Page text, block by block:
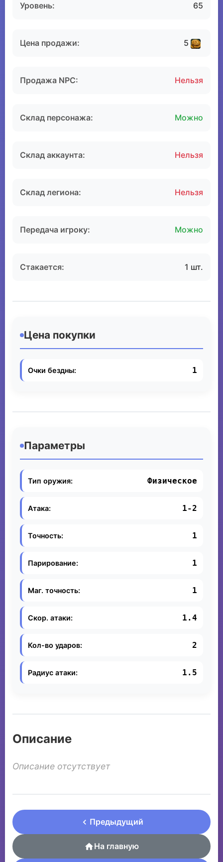
Уровень: 65
Цена продажи: 5
Продажа NPC: Нельзя
Склад персонажа: Можно
Склад аккаунта: Нельзя
Склад легиона: Нельзя
Передача игроку: Можно
Стакается: 1 шт.
Цена покупки
Очки бездны: 1
Параметры
Тип оружия: Физическое
Атака: 1-2
Точность: 1
Парирование: 1
Маг. точность: 1
Скор. атаки: 1.4
Кол-во ударов: 2
Радиус атаки: 1.5
Описание
Описание отсутствует
Предыдущий
На главную